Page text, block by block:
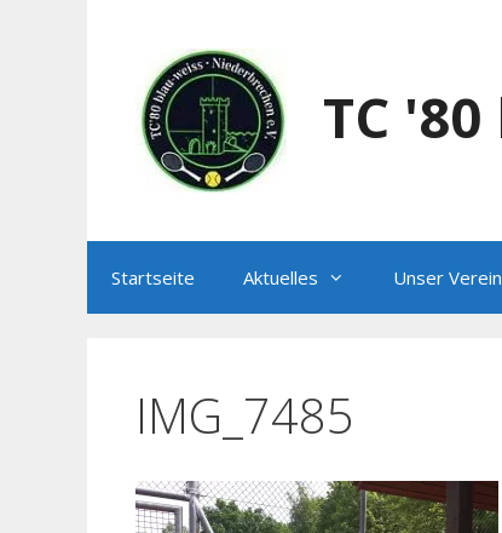
TC
Startseite Aktuelles Unser Verein
IMG_7485